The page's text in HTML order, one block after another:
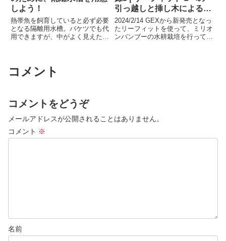
しよう！
熱帯魚を飼育していると必ず必要
となる隔離用水槽。バケツでも代
用できますが、中がよく見えたほ
諸々を購入し、隔離用水槽を準備
してみました。
引っ越しと挿し木による増
やし方
2024/2/14 GEXから新発売となっ
たリーフィットを使って、ミリオ
ンバンブーの水耕栽培を行ってみ
コメント
コメントをどうぞ
メールアドレスが公開されることはありません。
コメント ※
名前